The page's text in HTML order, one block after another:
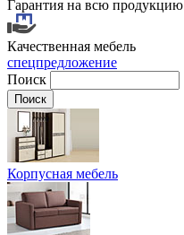
Гарантия на всю продукцию
Качественная мебель
спецпредложение
Поиск
Корпусная мебель